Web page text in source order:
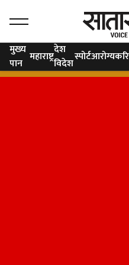
मुख्य
पान महाराष्ट्रदेश
विदेशस्पोर्टआरोग्य